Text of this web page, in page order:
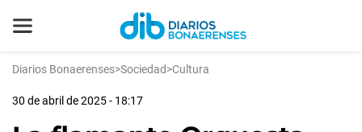
Diarios Bonaerenses>Sociedad>Cultura
30 de abril de 2025 - 18:17